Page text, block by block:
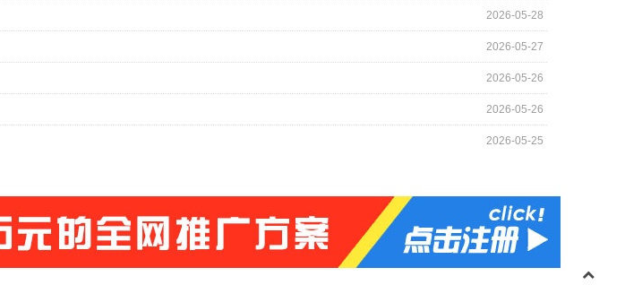
2026-05-28
2026-05-27
2026-05-26
2026-05-26
2026-05-25